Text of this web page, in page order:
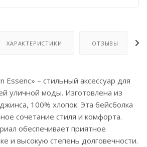
ХАРАКТЕРИСТИКИ ОТЗЫВЫ
Essenc» – стильный аксессуар для
уличной моды. Изготовлена из
100% хлопок. Эта бейсболка
сочетание стиля и комфорта.
обеспечивает приятное
и высокую степень долговечности.